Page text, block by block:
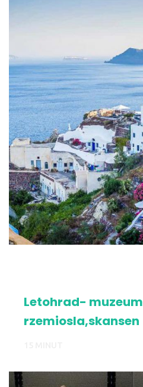
Letohrad- muzeum
rzemiosla,skansen